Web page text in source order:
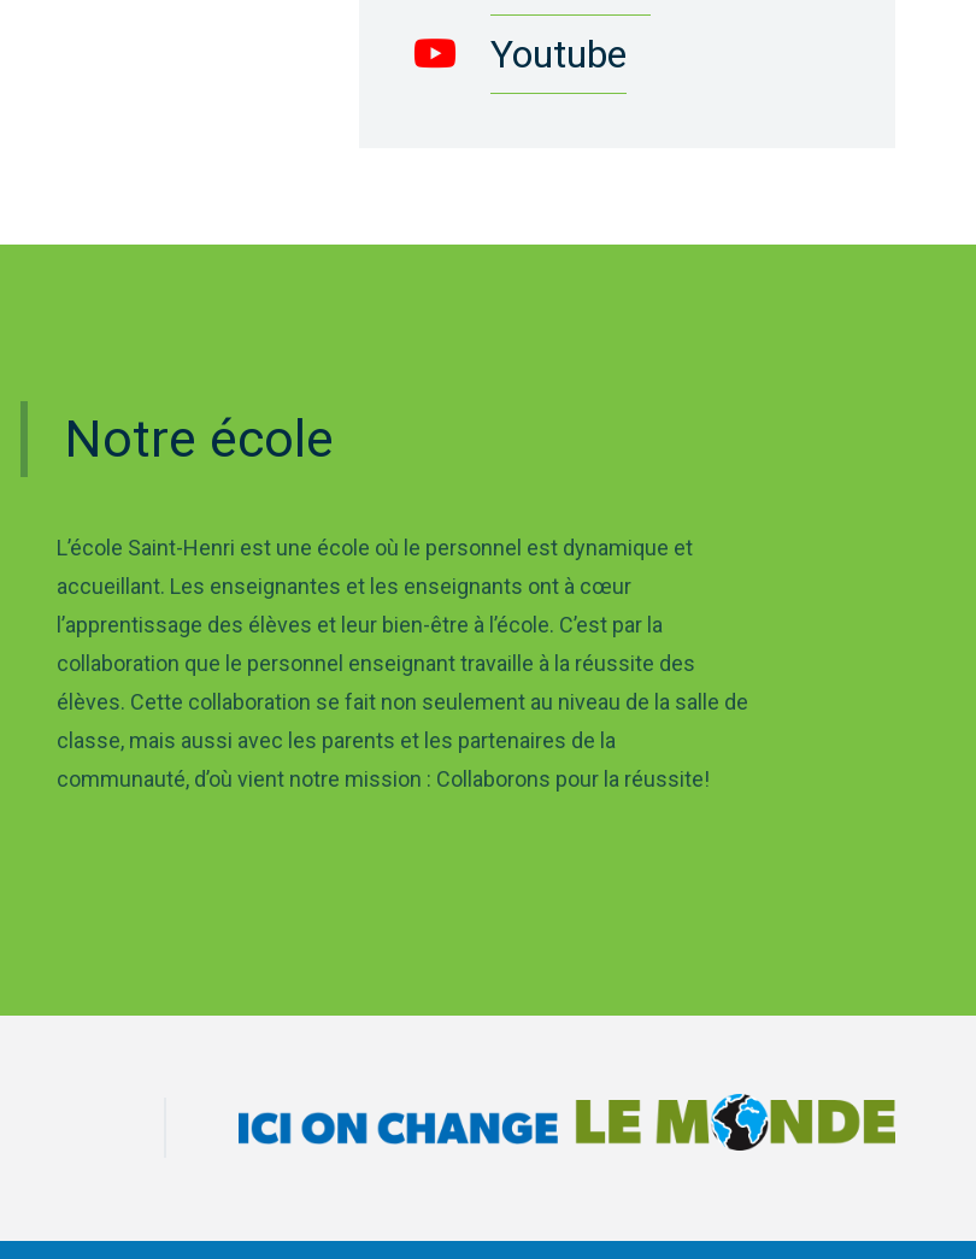
Youtube
Notre école
L’école Saint-Henri est une école où le personnel est dynamique et
accueillant. Les enseignantes et les enseignants ont à cœur
l’apprentissage des élèves et leur bien-être à l’école. C’est par la
collaboration que le personnel enseignant travaille à la réussite des
élèves. Cette collaboration se fait non seulement au niveau de la salle de
classe, mais aussi avec les parents et les partenaires de la
communauté, d’où vient notre mission : Collaborons pour la réussite!